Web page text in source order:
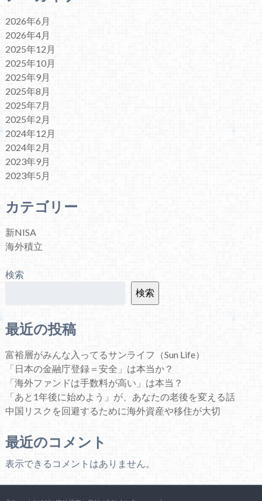
2026年6月
2026年4月
2025年12月
2025年10月
2025年9月
2025年8月
2025年7月
2025年2月
2024年12月
2024年2月
2023年9月
2023年5月
カテゴリー
新NISA
海外積立
検索
検索
最近の投稿
富裕層がみんな入ってるサンライフ（Sun Life）
「日本の金融庁登録＝安全」は本当か？
「海外ファンドは手数料が高い」は本当？
「あと1年後に始めよう」が、あなたの老後を変える話
中国リスクを回避するために海外資産や移住が大切
最近のコメント
表示できるコメントはありません。